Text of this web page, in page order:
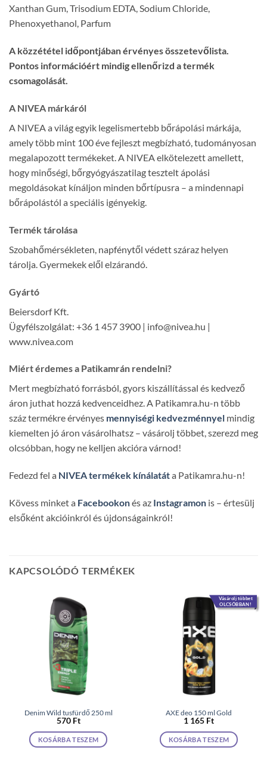
Xanthan Gum, Trisodium EDTA, Sodium Chloride,
Phenoxyethanol, Parfum
A közzététel időpontjában érvényes összetevőlista.
Pontos információért mindig ellenőrizd a termék
csomagolását.
A NIVEA márkáról
A NIVEA a világ egyik legelismertebb bőrápolási márkája,
amely több mint 100 éve fejleszt megbízható, tudományosan
megalapozott termékeket. A NIVEA elkötelezett amellett,
hogy minőségi, bőrgyógyászatilag tesztelt ápolási
megoldásokat kínáljon minden bőrtípusra – a mindennapi
bőrápolástól a speciális igényekig.
Termék tárolása
Szobahőmérsékleten, napfénytől védett száraz helyen
tárolja. Gyermekek elől elzárandó.
Gyártó
Beiersdorf Kft.
Ügyfélszolgálat: +36 1 457 3900 | info@nivea.hu |
www.nivea.com
Miért érdemes a Patikamrán rendelni?
Mert megbízható forrásból, gyors kiszállítással és kedvező
áron juthat hozzá kedvenceidhez. A Patikamra.hu-n több
száz termékre érvényes mennyiségi kedvezménnyel mindig
kiemelten jó áron vásárolhatsz – vásárolj többet, szerezd meg
olcsóbban, hogy ne kelljen akcióra várnod!
Fedezd fel a NIVEA termékek kínálatáta Patikamra.hu-n!
Kövess minket a Facebookonés az Instagramon is – értesülj
elsőként akcióinkról és újdonságainkról!
KAPCSOLÓDÓ TERMÉKEK
Denim Wild tusfürdő 250 ml
570 Ft
KOSÁRBA TESZEM
Vásárolj többet
OLCSÓBBAN!
AXE deo 150 ml Gold
1 165 Ft
KOSÁRBA TESZEM